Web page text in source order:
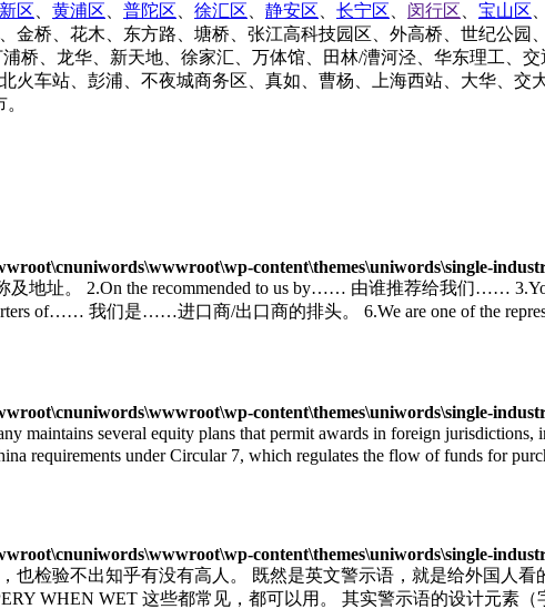
区 黄浦区 普陀区 徐汇区 静安区 长宁区 闵行区 宝山区
金桥、花木、东方路、塘桥、张江高科技园区、外高桥、世纪公园
桥、龙华、新天地、徐家汇、万体馆、田林/漕河泾、华东理工、
车站、彭浦、不夜城商务区、真如、曹杨、上海西站、大华、交
content\themes\uniwords\single-
地址。 2.On the recommended to us by…… 由谁推荐给我们……
of…… 我们是……进口商/出口商的排头。 6.We are one of the
content\themes\uniwords\single-
several equity plans that permit awards in foreign jurisdictions,
requirements under Circular 7, which regulates the flow of funds for
content\themes\uniwords\single-
检验不出知乎有没有高人。 既然是英文警示语，就是给外国人
WHEN WET 这些都常见，都可以用。 其实警示语的设计元素